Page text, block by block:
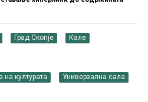
Град Скопје Кале
на културата Универзална сала